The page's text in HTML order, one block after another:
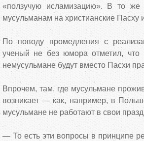
«ползучую исламизацию». В то же
мусульманам на христианские Пасху
По поводу промедления с
ученый не без юмора отметил, что
немусульмане будут вместо Пасхи
Впрочем, там, где мусульмане
возникает — как, например, в
мусульмане не работают в свои
— То есть эти вопросы в принципе